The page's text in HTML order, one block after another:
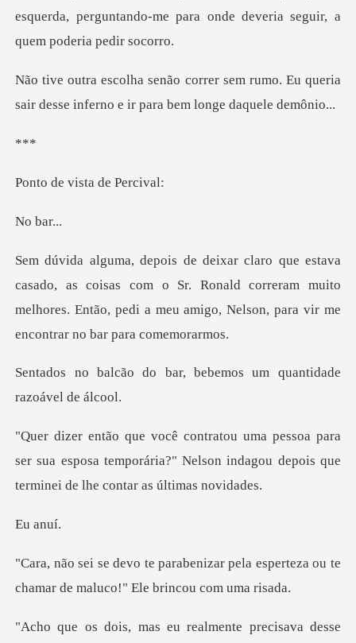
esquerda, perg
em rumo. Eu queria
sair desse inferno
*
vista de
bar
coisas com o Sr. Ronald correram muito
melhores. Então, pedi a m
bar, bebemos um quanti
ra
ser sua esposa temporária?" Nelson indagou depo
a
ar pela esperteza ou te
chamar de m